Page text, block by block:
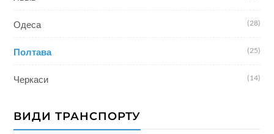
Одеса (28)
Полтава (25)
Черкаси (14)
ВИДИ ТРАНСПОРТУ